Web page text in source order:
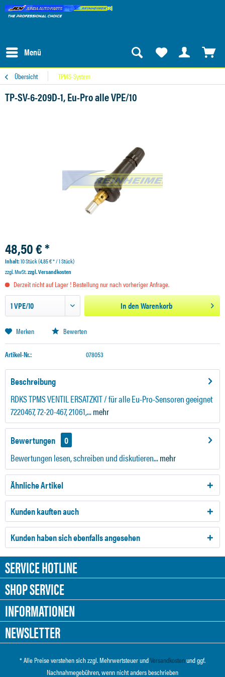
Menü
Übersicht TPMS-System
TP-SV-6-209D-1, Eu-Pro alle VPE/10
48,50 € *
Inhalt:10 Stück (4,85 € * / 1 Stück)
zzgl. MwSt.zzgl. Versandkosten
Derzeit nicht auf Lager ! Bestellung nur nach vorheriger Anfrage.
In denWarenkorb
Merken Bewerten
Artikel-Nr.: 078053
Beschreibung
RDKS TPMS VENTIL ERSATZKIT / für alle Eu-Pro-Sensoren geeignet
7220467, 72-20-467, 21061,...mehr
Bewertungen
0
Bewertungen lesen, schreiben und diskutieren...mehr
Ähnliche Artikel
Kunden kauften auch
Kunden haben sich ebenfalls angesehen
SERVICE HOTLINE
SHOP SERVICE
INFORMATIONEN
NEWSLETTER
* Alle Preise verstehen sich zzgl. Mehrwertsteuer undVersandkostenund ggf.
Nachnahmegebühren, wenn nicht anders beschrieben